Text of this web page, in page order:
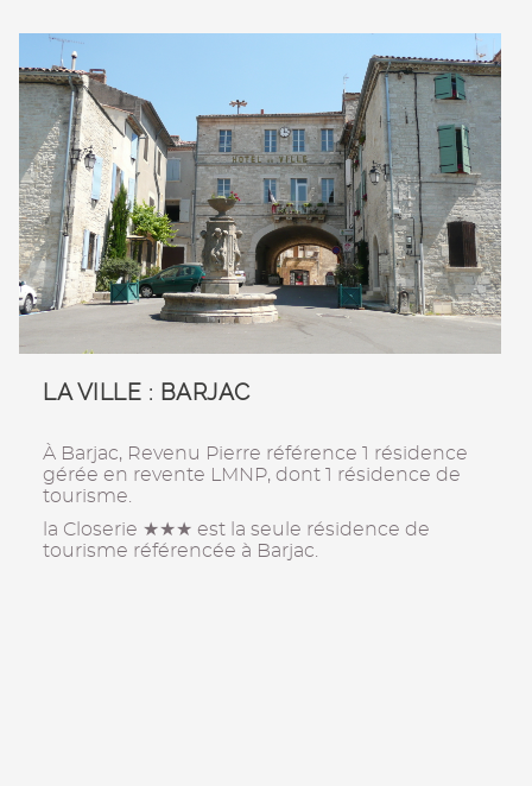
LA VILLE : BARJAC
À Barjac, Revenu Pierre référence 1 résidence
gérée en revente LMNP, dont 1 résidence de
tourisme.
la Closerie ★★★ est la seule résidence de
tourisme référencée à Barjac.